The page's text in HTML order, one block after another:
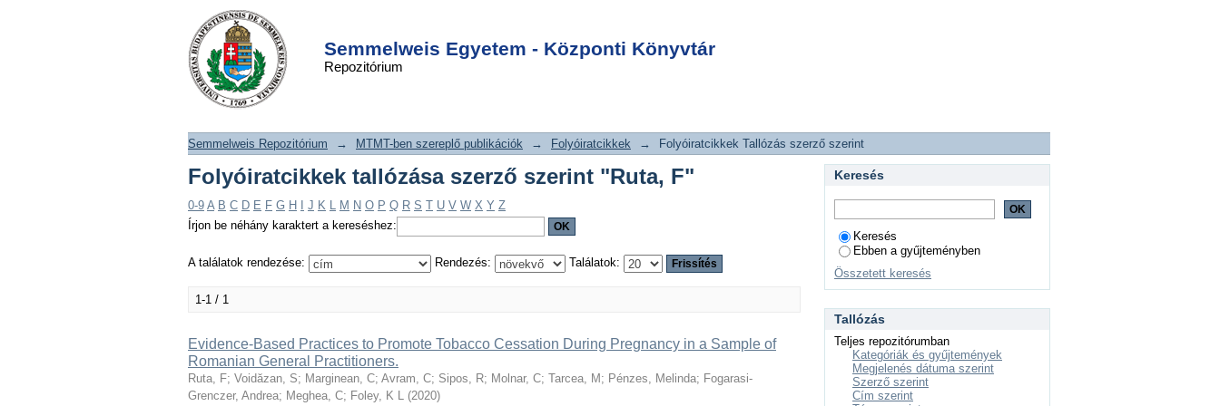
Semmelweis Egyetem - Központi Könyvtár
Repozitórium
Folyóiratcikkek tallózása szerző
szerint "Ruta, F"
DSpace/Manakin Repository
Semmelweis Repozitórium → MTMT-ben szereplő publikációk → Folyóiratcikkek → Folyóiratcikkek Tallózás szerző szerint
Folyóiratcikkek tallózása szerző szerint "Ruta, F"
0-9 A B C D E F G H J K L M N O P Q R S T U V W X Y Z
Írjon be néhány karaktert a kereséshez:
A találatok rendezése: Rendezés: Találatok:
1-1 / 1
Evidence-Based Practices to Promote Tobacco Cessation During Pregnancy in a Sample of
Romanian General Practitioners.
Ruta, F; Voidăzan, S; Marginean, C; Avram, C; Sipos, R; Molnar, C; Tarcea, M ; Pénzes, Melinda; Fogarasi-
Grenczer, Andrea; Meghea, C; Foley, K L (2020)
Keresés
Keresés
Ebben a gyűjteményben
Összetett keresés
Tallózás
Teljes repozitórumban
Kategóriák és gyűjtemények
Megjelenés dátuma szerint
Szerző szerint
Cím szerint